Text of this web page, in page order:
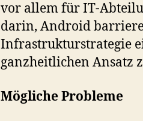
vor allem für IT-
darin, Android
Infrastrukturstrategie
ganzheitlichen Ansatz
Mögliche Probleme